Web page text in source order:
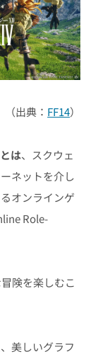
（出典： FF14）
とは、スクウェ
ネットを介し
オンラインゲ
Role-
険を楽しむこ
美しいグラフ